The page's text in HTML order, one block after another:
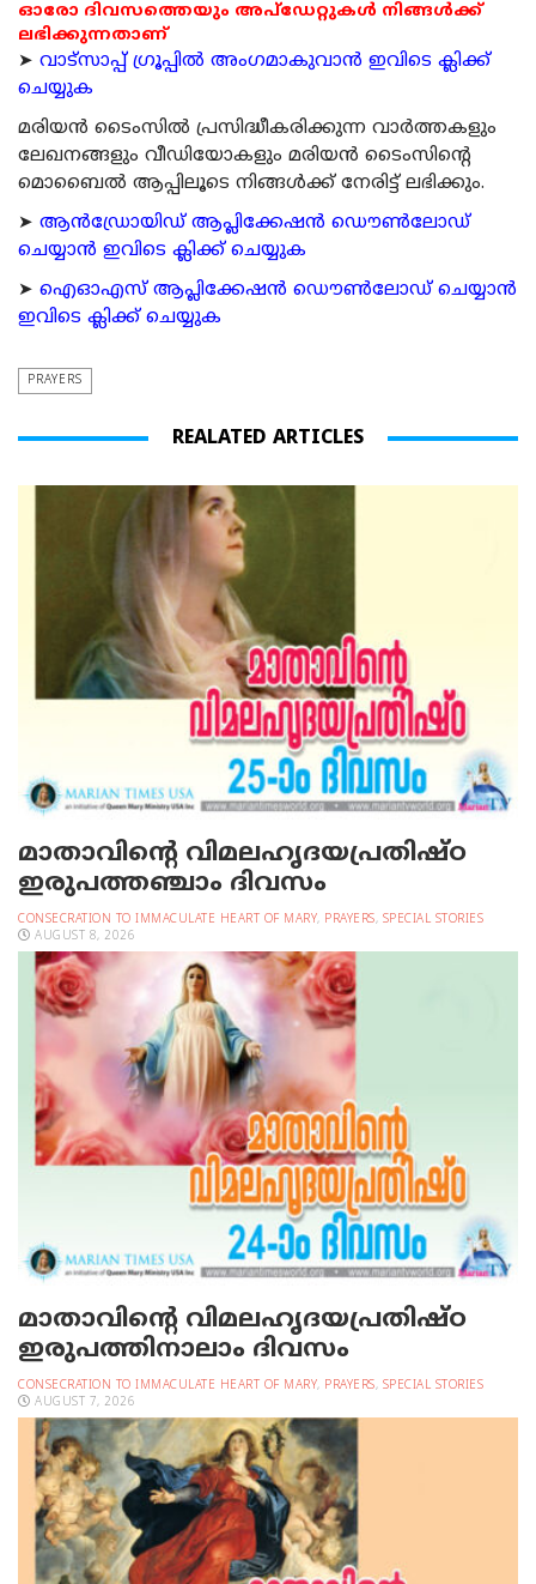
ഓരോ ദിവസത്തെയും അപ്ഡേറ്റുകൾ നിങ്ങൾക്ക്
ലഭിക്കുന്നതാണ്
➤ വാട്സാപ്പ് ഗ്രൂപ്പിൽ അംഗമാകുവാൻ ഇവിടെ ക്ലിക്ക്
ചെയ്യുക
മരിയന്‍ ടൈംസില്‍ പ്രസിദ്ധീകരിക്കുന്ന വാര്‍ത്തകളും
ലേഖനങ്ങളും വീഡിയോകളും മരിയന്‍ ടൈംസിന്റെ
മൊബൈല്‍ ആപ്പിലൂടെ നിങ്ങള്‍ക്ക് നേരിട്ട് ലഭിക്കും.
➤ ആന്‍ഡ്രോയിഡ് ആപ്ലിക്കേഷന്‍ ഡൌണ്‍ലോഡ്
ചെയ്യാന്‍ ഇവിടെ ക്ലിക്ക് ചെയ്യുക
➤ ഐഓഎസ് ആപ്ലിക്കേഷന്‍ ഡൌണ്‍ലോഡ് ചെയ്യാന്‍
ഇവിടെ ക്ലിക്ക് ചെയ്യുക
PRAYERS
REALATED ARTICLES
മാതാവിന്റെ വിമലഹൃദയപ്രതിഷ്ഠ
ഇരുപത്തഞ്ചാം ദിവസം
CONSECRATION TO IMMACULATE HEART OF MARY, PRAYERS, SPECIAL STORIES
AUGUST 8, 2026
മാതാവിന്റെ വിമലഹൃദയപ്രതിഷ്ഠ
ഇരുപത്തിനാലാം ദിവസം
CONSECRATION TO IMMACULATE HEART OF MARY, PRAYERS, SPECIAL STORIES
AUGUST 7, 2026